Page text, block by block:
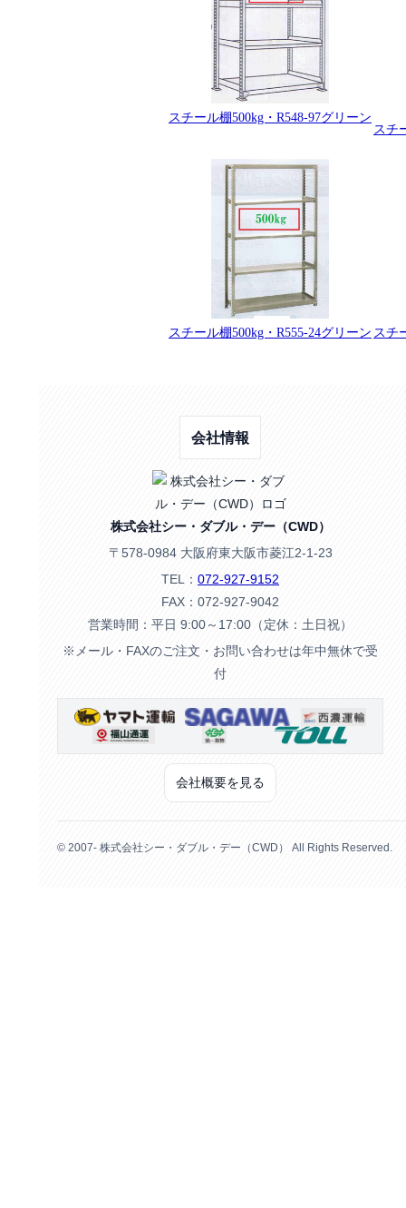
スチール棚500kg・R548-97グリーン
スチ
スチール棚500kg・R555-24グリーン スチ
会社情報
株式会社シー・ダブル・デー（CWD）
〒578-0984 大阪府東大阪市菱江2-1-23
TEL： 072-927-9152
FAX：072-927-9042
営業時間：平日 9:00～17:00（定休：土日祝）
※メール・FAXのご注文・お問い合わせは年中無休で受
付
会社概要を見る
© 2007- 株式会社シー・ダブル・デー（CWD） All Rights Reserved.